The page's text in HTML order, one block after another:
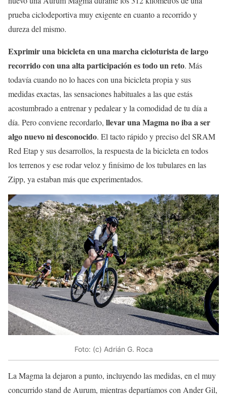
prueba ciclodeportiva muy exigente en cuanto a recorrido y
dureza del mismo.
Exprimir una bicicleta en una marcha cicloturista de largo
recorrido con una alta participación es todo un reto. Más
todavía cuando no lo haces con una bicicleta propia y sus
medidas exactas, las sensaciones habituales a las que estás
acostumbrado a entrenar y pedalear y la comodidad de tu día a
día. Pero conviene recordarlo, llevar una Magma no iba a ser
algo nuevo ni desconocido. El tacto rápido y preciso del SRAM
Red Etap y sus desarrollos, la respuesta de la bicicleta en todos
los terrenos y ese rodar veloz y finísimo de los tubulares en las
Zipp, ya estaban más que experimentados.
Foto: (c) Adrián G. Roca
La Magma la dejaron a punto, incluyendo las medidas, en el muy
concurrido stand de Aurum, mientras departíamos con Ander Gil,